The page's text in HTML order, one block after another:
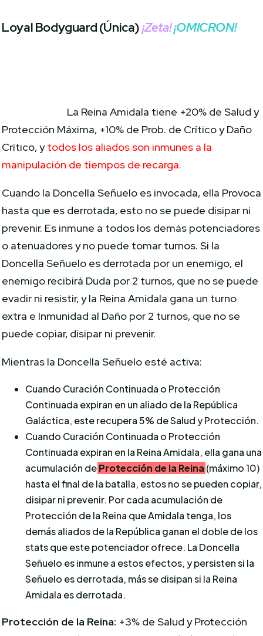
Loyal Bodyguard (Única)¡Zeta!¡OMICRON!
La Reina Amidala tiene +20% de Salud y
Protección Máxima, +10% de Prob. de Crítico y Daño
Crítico, ytodos los aliados son inmunes a la
manipulación de tiempos de recarga.
Cuando la Doncella Señuelo es invocada, ella Provoca
hasta que es derrotada, esto no se puede disipar ni
prevenir. Es inmune a todos los demás potenciadores
o atenuadores y no puede tomar turnos. Si la
Doncella Señuelo es derrotada por un enemigo, el
enemigo recibirá Duda por 2 turnos, que no se puede
evadir ni resistir, y la Reina Amidala gana un turno
extra e Inmunidad al Daño por 2 turnos, que no se
puede copiar, disipar ni prevenir.
Mientras la Doncella Señuelo esté activa:
Cuando Curación Continuada o Protección
Continuada expiran en un aliado de la República
Galáctica, este recupera 5% de Salud y Protección.
Cuando Curación Continuada o Protección
Continuada expiran en la Reina Amidala, ella gana una
acumulación deProtección de la Reina (máximo 10)
hasta el final de la batalla, estos no se pueden copiar,
disipar ni prevenir. Por cada acumulación de
Protección de la Reina que Amidala tenga, los
demás aliados de la República ganan el doble de los
stats que este potenciador ofrece. La Doncella
Señuelo es inmune a estos efectos, y persisten si la
Señuelo es derrotada, más se disipan si la Reina
Amidala es derrotada.
Protección de la Reina: +3% de Salud y Protección